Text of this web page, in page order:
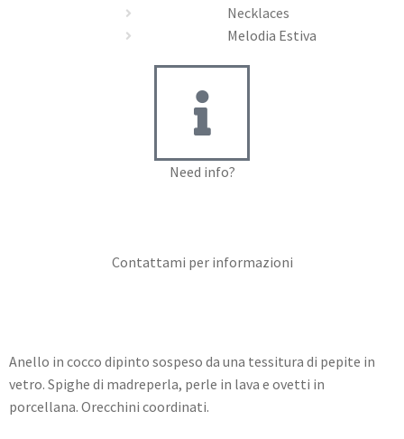
Necklaces
Melodia Estiva
Need info?
Contattami per informazioni
Anello in cocco dipinto sospeso da una tessitura di pepite in
vetro. Spighe di madreperla, perle in lava e ovetti in
porcellana. Orecchini coordinati.